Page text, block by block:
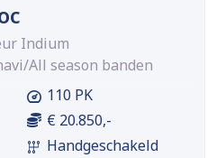
Indium
All season banden
110 PK
€ 20.850,-
Handgeschakeld